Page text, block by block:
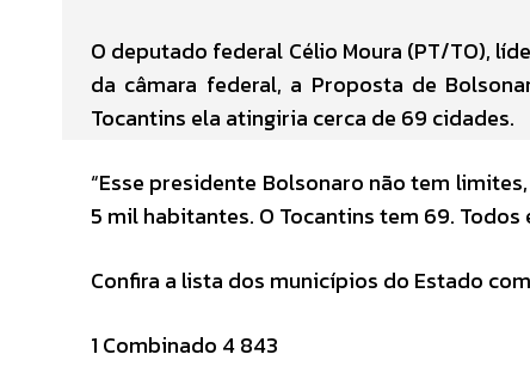
O deputado federal Célio Moura (PT/TO),
da câmara federal, a Proposta de
Tocantins ela atingiria cerca de 69 cidades.
“Esse presidente Bolsonaro não tem
5 mil habitantes. O Tocantins tem 69.
Confira a lista dos municípios do Estado
1 Combinado 4 843